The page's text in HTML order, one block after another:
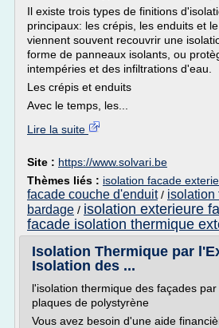
Il existe trois types de finitions
principaux: les crépis, les enduits et
viennent souvent recouvrir une
forme de panneaux isolants, ou
intempéries et des infiltrations d'eau.
Les crépis et enduits
Avec le temps, les...
Lire la suite
Site : https://www.solvari.be
Thèmes liés : isolation facade
facade couche d'enduit/ isolation
bardage / isolation exterieure
facade isolation thermique
Isolation Thermique par
Isolation des ...
l'isolation thermique des façades
plaques de polystyrène
Vous avez besoin d'une aide